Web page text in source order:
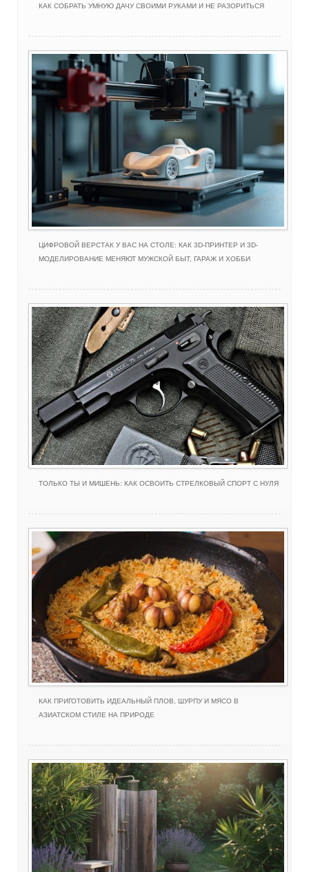
КАК СОБРАТЬ УМНУЮ ДАЧУ СВОИМИ РУКАМИ И НЕ РАЗОРИТЬСЯ
ЦИФРОВОЙ ВЕРСТАК У ВАС НА СТОЛЕ: КАК 3D-ПРИНТЕР И 3D-
МОДЕЛИРОВАНИЕ МЕНЯЮТ МУЖСКОЙ БЫТ, ГАРАЖ И ХОББИ
ТОЛЬКО ТЫ И МИШЕНЬ: КАК ОСВОИТЬ СТРЕЛКОВЫЙ СПОРТ С НУЛЯ
КАК ПРИГОТОВИТЬ ИДЕАЛЬНЫЙ ПЛОВ, ШУРПУ И МЯСО В
АЗИАТСКОМ СТИЛЕ НА ПРИРОДЕ